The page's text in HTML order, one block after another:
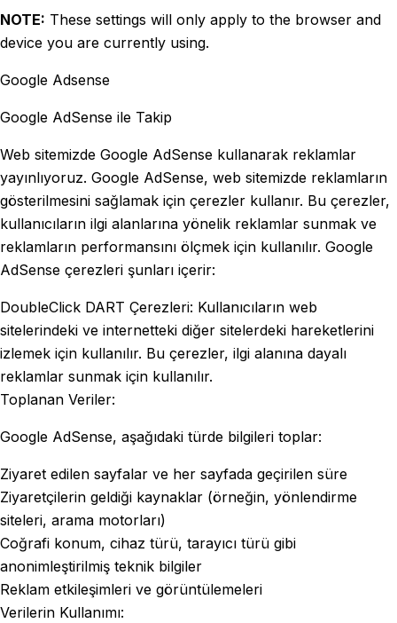
NOTE: These settings will only apply to the browser and
device you are currently using.
Google Adsense
Google AdSense ile Takip
Web sitemizde Google AdSense kullanarak reklamlar
yayınlıyoruz. Google AdSense, web sitemizde reklamların
gösterilmesini sağlamak için çerezler kullanır. Bu çerezler,
kullanıcıların ilgi alanlarına yönelik reklamlar sunmak ve
reklamların performansını ölçmek için kullanılır. Google
AdSense çerezleri şunları içerir:
DoubleClick DART Çerezleri: Kullanıcıların web
sitelerindeki ve internetteki diğer sitelerdeki hareketlerini
izlemek için kullanılır. Bu çerezler, ilgi alanına dayalı
reklamlar sunmak için kullanılır.
Toplanan Veriler:
Google AdSense, aşağıdaki türde bilgileri toplar:
Ziyaret edilen sayfalar ve her sayfada geçirilen süre
Ziyaretçilerin geldiği kaynaklar (örneğin, yönlendirme
siteleri, arama motorları)
Coğrafi konum, cihaz türü, tarayıcı türü gibi
anonimleştirilmiş teknik bilgiler
Reklam etkileşimleri ve görüntülemeleri
Verilerin Kullanımı: